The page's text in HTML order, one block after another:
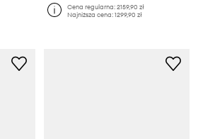
Cena regularna:2159,90 zł
Najniższa cena:1299,90 zł